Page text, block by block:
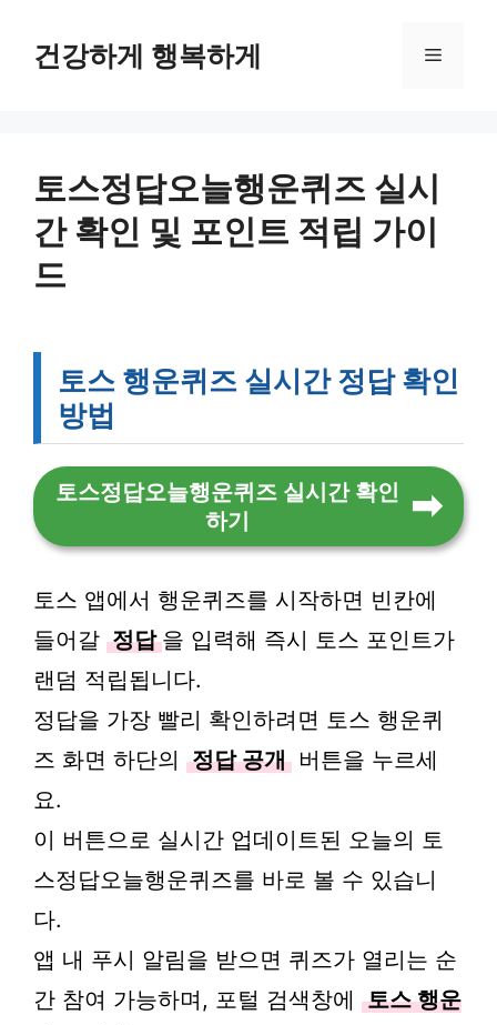
건강하게 행복하게 메
토스정답오늘행운퀴즈 실시
간 확인 및 포인트 적립 가이
드
토스 행운퀴즈 실시간 정답 확인
방법
토스정답오늘행운퀴즈 실시간 확인
하기
토스 앱에서 행운퀴즈를 시작하면 빈칸에
들어갈 정답 을 입력해 즉시 토스 포인트가
랜덤 적립됩니다.
정답을 가장 빨리 확인하려면 토스 행운퀴
즈 화면 하단의 정답 공개 버튼을 누르세
요.
이 버튼으로 실시간 업데이트된 오늘의 토
스정답오늘행운퀴즈를 바로 볼 수 있습니
다.
앱 내 푸시 알림을 받으면 퀴즈가 열리는 순
간 참여 가능하며, 포털 검색창에 토스 행운